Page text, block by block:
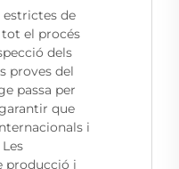
estrictes de
el procés
dels
proves del
passa per
que
i
producció i